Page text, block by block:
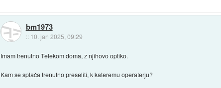
bm1973
:: 10. jan 2025, 09:29
Imam trenutno Telekom doma, z njihovo optiko.
Kam se splača trenutno preseliti, k kateremu operaterju?